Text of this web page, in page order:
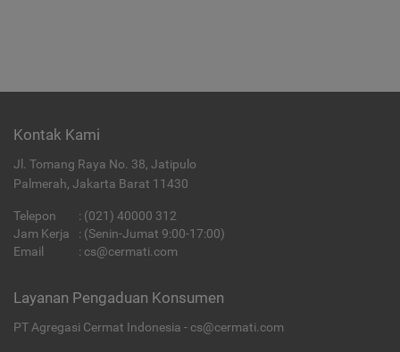
Kontak Kami
Jl. Tomang Raya No. 38, Jatipulo
Palmerah, Jakarta Barat 11430
Telepon : (021) 40000 312
Jam Kerja
: (Senin-Jumat 9:00-17:00)
Email
: cs@cermati.com
Layanan Pengaduan Konsumen
PT Agregasi Cermat Indonesia - cs@cermati.com